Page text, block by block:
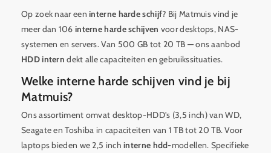
Op zoek naar eeninterne harde schijf? Bij Matmuis vind je
meer dan 106 interne harde schijven voor desktops, NAS-
systemen en servers. Van 500 GB tot 20 TB — ons aanbod
HDD intern dekt alle capaciteiten en gebruikssituaties.
Welke interne harde schijven vind je bij
Matmuis?
Ons assortiment omvat desktop-HDD's (3,5 inch) van WD,
Seagate en Toshiba in capaciteiten van 1 TB tot 20 TB. Voor
laptops bieden we 2,5 inchinterne hdd-modellen. Specifieke